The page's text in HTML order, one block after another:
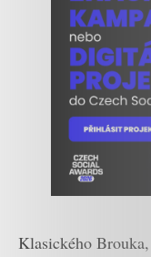
Klasického